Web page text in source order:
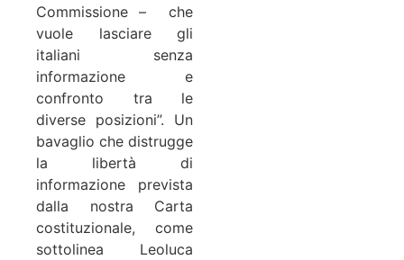
Commissione – che
vuole lasciare gli
italiani senza
informazione e
confronto tra le
diverse posizioni”. Un
bavaglio che distrugge
la libertà di
informazione prevista
dalla nostra Carta
costituzionale, come
sottolinea Leoluca